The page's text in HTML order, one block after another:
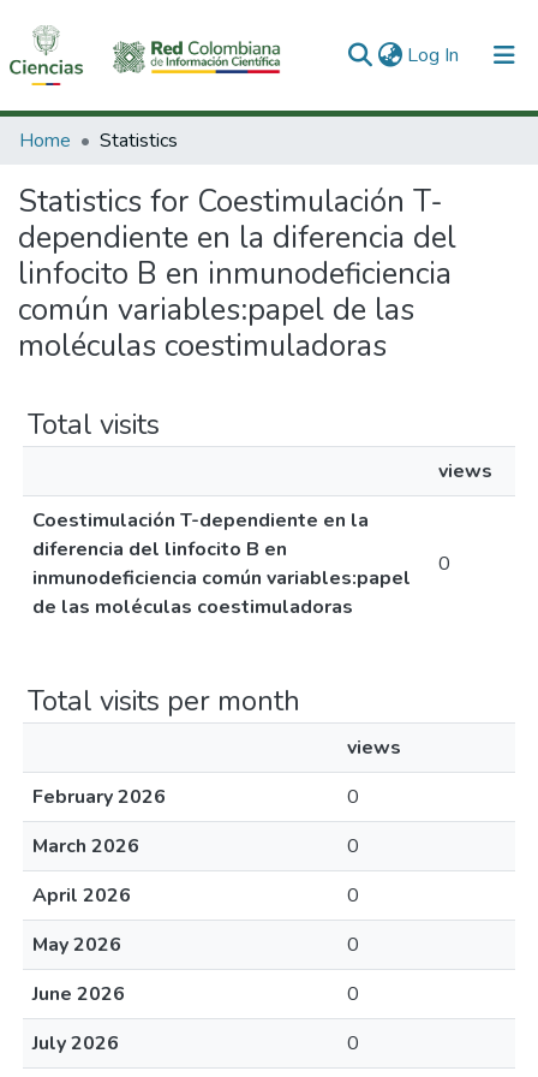
Log In (current)
Communities & Collections
All of DSpace
Home Statistics
Statistics for Coestimulación T-
dependiente en la diferencia del
linfocito B en inmunodeficiencia
común variables:papel de las
moléculas coestimuladoras
Total visits
views
Coestimulación T-dependiente en la
diferencia del linfocito B en
inmunodeficiencia común variables:papel
de las moléculas coestimuladoras
0
Total visits per month
views
February 2026
0
March 2026
0
April 2026
0
May 2026
0
June 2026
0
July 2026
0